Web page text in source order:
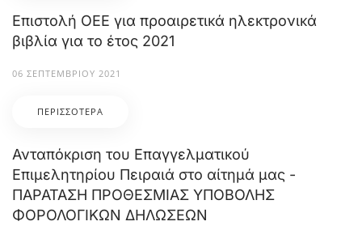
Επιστολή ΟΕΕ για προαιρετικά ηλεκτρονικά
βιβλία για το έτος 2021
06 ΣΕΠΤΕΜΒΡΊΟΥ 2021
ΠΕΡΙΣΣΌΤΕΡΑ
Ανταπόκριση του Επαγγελματικού
Επιμελητηρίου Πειραιά στο αίτημά μας -
ΠΑΡΑΤΑΣΗ ΠΡΟΘΕΣΜΙΑΣ ΥΠΟΒΟΛΗΣ
ΦΟΡΟΛΟΓΙΚΩΝ ΔΗΛΩΣΕΩΝ